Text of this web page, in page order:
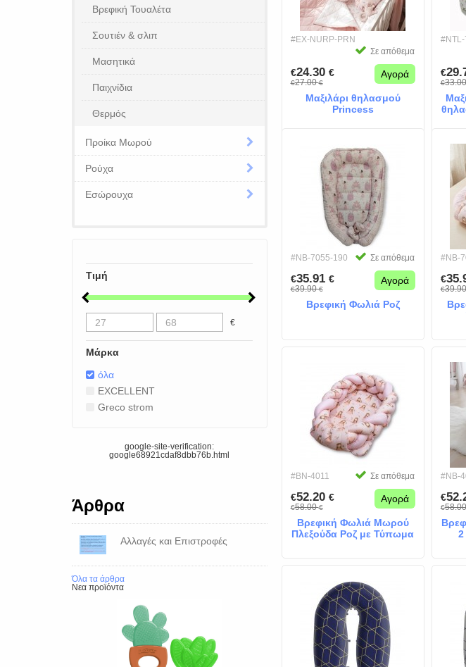
#EX-NURP-PRN
Σε απόθεμα
€24.30 €
€27.00€
Αγορά
Μαξιλάρι θηλασμού
Princess
€
€
#NB-7055-190 Σε απόθεμα
€35.91 €
€39.90€
Αγορά
Βρεφική Φωλιά Ροζ
#NB-
€
€
#BN-4011 Σε απόθεμα
€52.20 €
€58.00€
Αγορά
Βρεφική Φωλιά Μωρού
Πλεξούδα Ροζ με Τύπωμα
#NB-
€
€
2
Βρεφική Τουαλέτα
Σουτιέν & σλιπ
Μασητικά
Παιχνίδια
Θερμός
Προίκα Μωρού
Ρούχα
Εσώρουχα
Τιμή
€
Μάρκα
όλα
EXCELLENT
Greco strom
google-site-verification:
google68921cdaf8dbb76b.html
Άρθρα
Αλλαγές και Επιστροφές
Όλα τα άρθρα
Νεα προϊόντα